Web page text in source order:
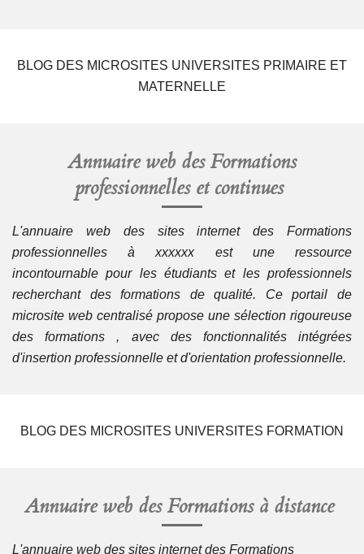
BLOG DES MICROSITES UNIVERSITES PRIMAIRE ET
MATERNELLE
Annuaire web desFormations
professionnelles et continues
L'annuaire web des sites internet des Formations
professionnelles à xxxxxx est une ressource
incontournable pour les étudiants et les professionnels
recherchant des formations de qualité. Ce portail de
microsite web centralisé propose une sélection rigoureuse
des formations , avec des fonctionnalités intégrées
d'insertion professionnelle et d'orientation professionnelle.
BLOG DES MICROSITES UNIVERSITES FORMATION
Annuaire web desFormations à distance
L'annuaire web des sites internet des Formations